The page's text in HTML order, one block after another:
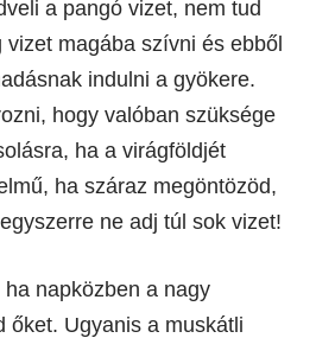
a pangó vizet, nem tud
magába szívni és ebből
indulni a gyökere.
hogy valóban szüksége
ha a virágföldjét
ha száraz megöntözöd,
ne adj túl sok vizet!
napközben a nagy
őket. Ugyanis a muskátli